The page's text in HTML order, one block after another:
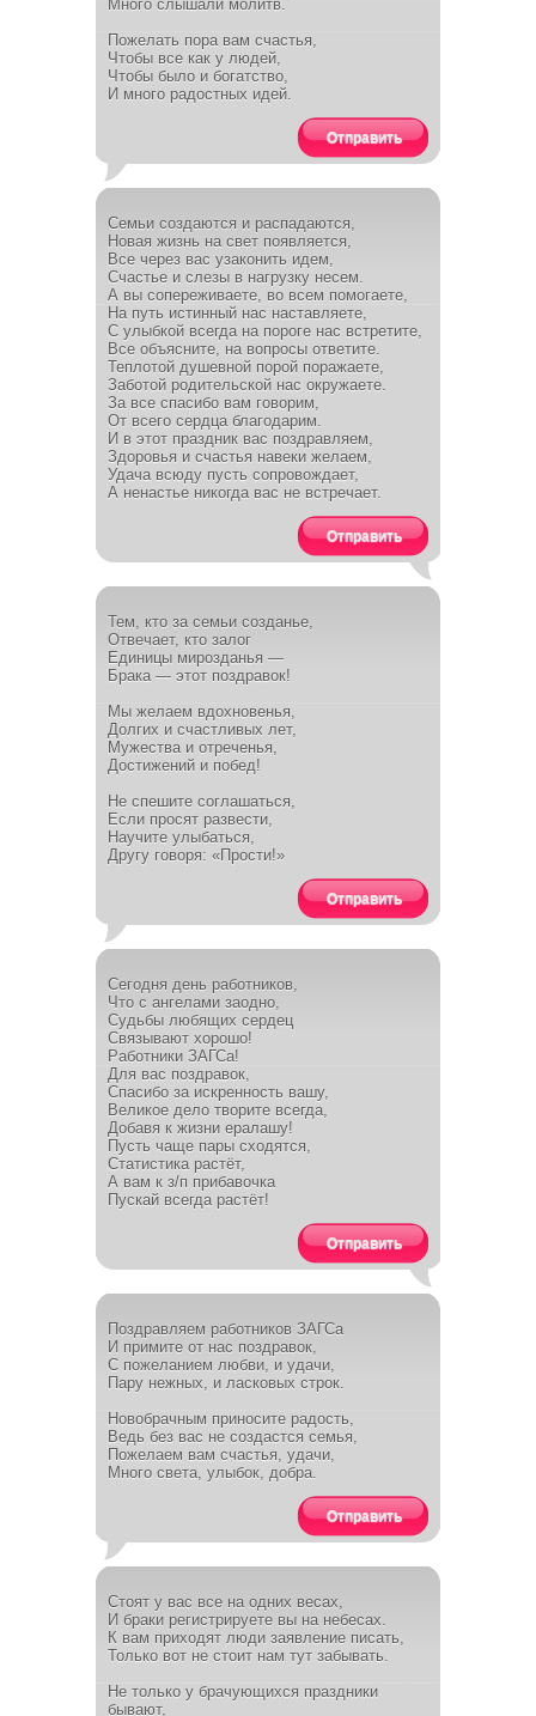
Много слышали молитв.
Пожелать пора вам счастья,
Чтобы все как у людей,
Чтобы было и богатство,
И много радостных идей.
Отправить
Семьи создаются и распадаются,
Новая жизнь на свет появляется,
Все через вас узаконить идем,
Счастье и слезы в нагрузку несем.
А вы сопереживаете, во всем помогаете,
На путь истинный нас наставляете,
С улыбкой всегда на пороге нас встретите,
Все объясните, на вопросы ответите.
Теплотой душевной порой поражаете,
Заботой родительской нас окружаете.
За все спасибо вам говорим,
От всего сердца благодарим.
И в этот праздник вас поздравляем,
Здоровья и счастья навеки желаем,
Удача всюду пусть сопровождает,
А ненастье никогда вас не встречает.
Отправить
Тем, кто за семьи созданье,
Отвечает, кто залог
Единицы мирозданья —
Брака — этот поздравок!
Мы желаем вдохновенья,
Долгих и счастливых лет,
Мужества и отреченья,
Достижений и побед!
Не спешите соглашаться,
Если просят развести,
Научите улыбаться,
Другу говоря: «Прости!»
Отправить
Сегодня день работников,
Что с ангелами заодно,
Судьбы любящих сердец
Связывают хорошо!
Работники ЗАГСа!
Для вас поздравок,
Спасибо за искренность вашу,
Великое дело творите всегда,
Добавя к жизни ералашу!
Пусть чаще пары сходятся,
Статистика растёт,
А вам к з/п прибавочка
Пускай всегда растёт!
Отправить
Поздравляем работников ЗАГСа
И примите от нас поздравок,
С пожеланием любви, и удачи,
Пару нежных, и ласковых строк.
Новобрачным приносите радость,
Ведь без вас не создастся семья,
Пожелаем вам счастья, удачи,
Много света, улыбок, добра.
Отправить
Стоят у вас все на одних весах,
И браки регистрируете вы на небесах.
К вам приходят люди заявление писать,
Только вот не стоит нам тут забывать.
Не только у брачующихся праздники
бывают,